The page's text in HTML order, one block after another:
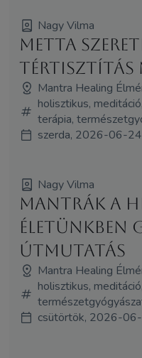
Nagy Vilma
Metta
tértisztítás
Mantra Healing
holisztikus,
terápia,
szerda, 2026-06-
Nagy Vilma
Mantrák a
életünkben
útmutatás
Mantra Healing
holisztikus,
csütörtök, 2026-